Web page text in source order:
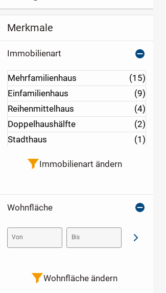
Merkmale
Immobilienart
Mehrfamilienhaus
(15)
Einfamilienhaus
(9)
Reihenmittelhaus
(4)
Doppelhaushälfte
(2)
Stadthaus
(1)
Immobilienart ändern
Wohnfläche
Von Bis
Wohnfläche ändern